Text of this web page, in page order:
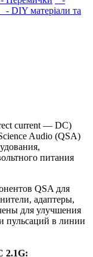
- DIY матеріали та
current — DC)
Audio (QSA)
питания
QSA для
адаптеры,
для улучшения
пульсаций в линии
2.1G: